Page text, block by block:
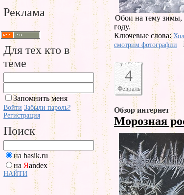
Реклама
Для тех кто в
теме
Запомнить меня
Войти Забыли пароль?
Регистрация
Поиск
на basik.ru
на Яandex
НАЙТИ
Обои на тему зимы,
году.
Ключевые слова:
смотрим фотографии
4
Февраль
Обзор интернет
Морозная